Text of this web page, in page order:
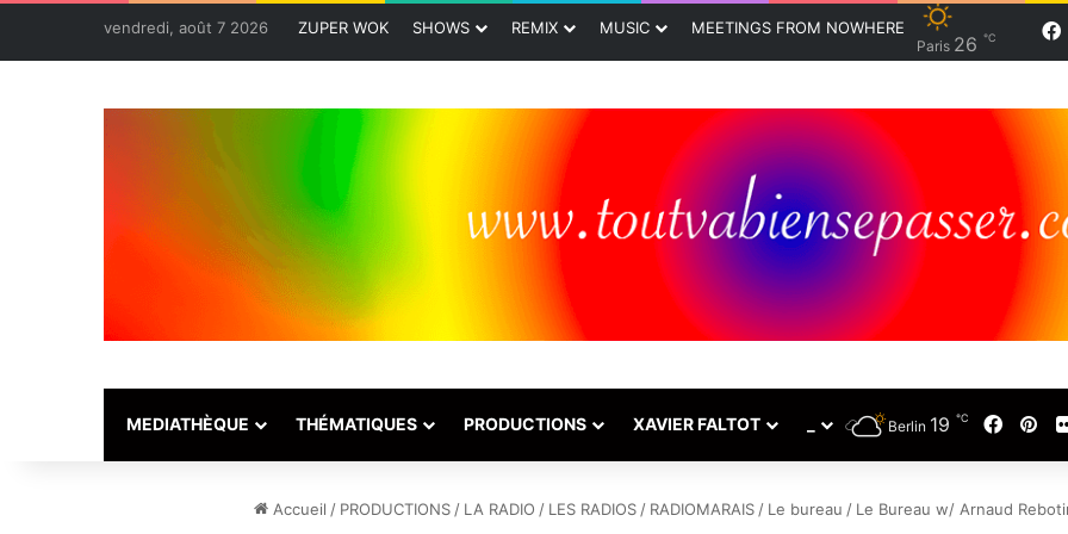
vendredi, août 7 2026 ZUPER WOK SHOWS REMIX MUSIC MEETINGS FROM NOWHERE
Paris 26 ℃
MEDIATHÈQUE THÉMATIQUES PRODUCTIONS XAVIER FALTOT Berlin 19 ℃
Accueil / PRODUCTIONS / LA RADIO / LES RADIOS / RADIOMARAIS / Le bureau / Le Bureau w/ Arnaud